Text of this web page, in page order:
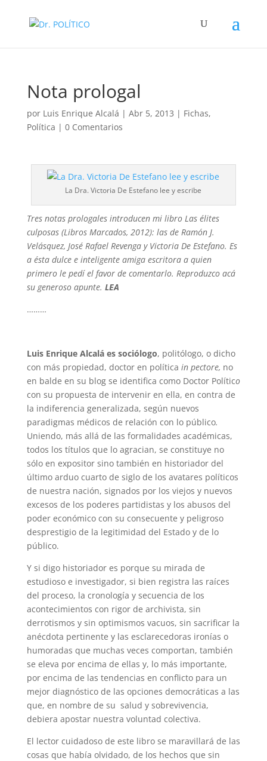
Nota prologal
por Luis Enrique Alcalá | Abr 5, 2013 | Fichas,
Política | 0 Comentarios
La Dra. Victoria De Estefano lee y escribe
Tres notas prologales introducen mi libro Las élites
culposas (Libros Marcados, 2012): las de Ramón J.
Velásquez, José Rafael Revenga y Victoria De Estefano. Es
a ésta dulce e inteligente amiga escritora a quien
primero le pedí el favor de comentarlo. Reproduzco acá
su generoso apunte. LEA
………
Luis Enrique Alcalá es sociólogo, politólogo, o dicho
con más propiedad, doctor en política in pectore, no
en balde en su blog se identifica como Doctor Político
con su propuesta de intervenir en ella, en contra de
la indiferencia generalizada, según nuevos
paradigmas médicos de relación con lo público.
Uniendo, más allá de las formalidades académicas,
todos los títulos que lo agracian, se constituye no
sólo en expositor sino también en historiador del
último arduo cuarto de siglo de los avatares políticos
de nuestra nación, signados por los viejos y nuevos
excesos de los poderes partidistas y los abusos del
poder económico con su consecuente y peligroso
desprestigio de la legitimidad del Estado y de lo
público.
Y si digo historiador es porque su mirada de
estudioso e investigador, si bien registra las raíces
del proceso, la cronología y secuencia de los
acontecimientos con rigor de archivista, sin
derrotismos y sin optimismos vacuos, sin sacrificar la
anécdota pertinente y las esclarecedoras ironías o
humoradas que muchas veces comportan, también
se eleva por encima de ellas y, lo más importante,
por encima de las tendencias en conflicto para un
mejor diagnóstico de las opciones democráticas a las
que, en nombre de su salud y sobrevivencia,
debiera apostar nuestra voluntad colectiva.
El lector cuidadoso de este libro se maravillará de las
cosas que había olvidado, de los hechos que sin